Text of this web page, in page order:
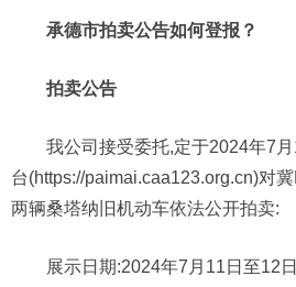
承德市拍卖公告如何登报？
拍卖公告
我公司接受委托,定于2024年7
台(https://paimai.caa123.org.cn)对
两辆桑塔纳旧机动车依法公开拍卖:
展示日期:2024年7月11日至12